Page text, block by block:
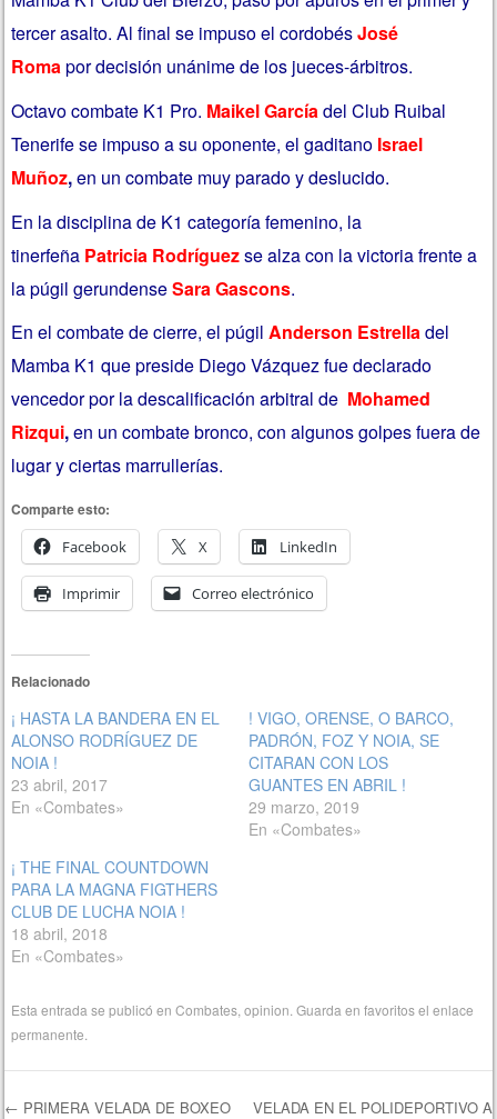
tercer asalto. Al final se impuso el cordobésJosé
Romapor decisión unánime de los jueces-árbitros.
Octavo combate K1 Pro. Maikel Garcíadel Club Ruibal
Tenerife se impuso a su oponente, el gaditano Israel
Muñoz,en un combate muy parado y deslucido.
En la disciplina de K1 categoría femenino, la
tinerfeña Patricia Rodríguezse alza con la victoria frente a
la púgil gerundenseSara Gascons.
En el combate de cierre, el púgilAnderson Estrelladel
Mamba K1 que preside Diego Vázquez fue declarado
vencedor por la descalificación arbitral de Mohamed
Rizqui,en un combate bronco, con algunos golpes fuera de
lugar y ciertas marrullerías.
Comparte esto:
Facebook
X LinkedIn
Imprimir Correo electrónico
Relacionado
¡ HASTA LA BANDERA EN EL
ALONSO RODRÍGUEZ DE
NOIA !
23 abril, 2017
En «Combates»
! VIGO, ORENSE, O BARCO,
PADRÓN, FOZ Y NOIA, SE
CITARAN CON LOS
GUANTES EN ABRIL !
29 marzo, 2019
En «Combates»
¡ THE FINAL COUNTDOWN
PARA LA MAGNA FIGTHERS
CLUB DE LUCHA NOIA !
18 abril, 2018
En «Combates»
Esta entrada se publicó enCombates ,opinion . Guarda en favoritos elenlace
permanente
← PRIMERA VELADA DE BOXEO
VELADA EN EL POLIDEPORTIVO A